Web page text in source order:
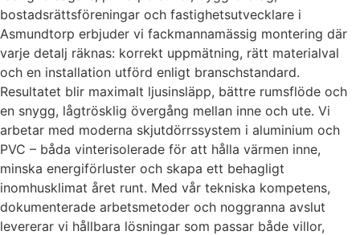
bostadsrättsföreningar och fastighetsutvecklare i
Asmundtorp erbjuder vi fackmannamässig montering där
varje detalj räknas: korrekt uppmätning, rätt materialval
och en installation utförd enligt branschstandard.
Resultatet blir maximalt ljusinsläpp, bättre rumsflöde och
en snygg, lågtrösklig övergång mellan inne och ute. Vi
arbetar med moderna skjutdörrssystem i aluminium och
PVC – båda vinterisolerade för att hålla värmen inne,
minska energiförluster och skapa ett behagligt
inomhusklimat året runt. Med vår tekniska kompetens,
dokumenterade arbetsmetoder och noggranna avslut
levererar vi hållbara lösningar som passar både villor,